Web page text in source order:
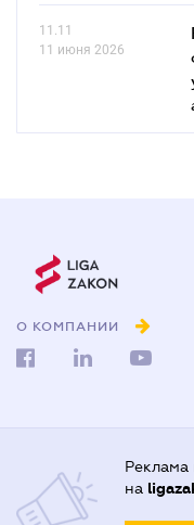
11.11
11 июня 2026
О КОМПАНИИ
Реклама
на